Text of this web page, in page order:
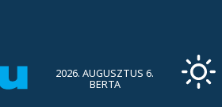
2026. AUGUSZTUS 6.
BERTA